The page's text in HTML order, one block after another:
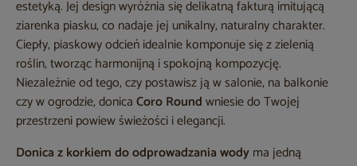
estetyką. Jej design wyróżnia się delikatną fakturą imitującą
ziarenka piasku, co nadaje jej unikalny, naturalny charakter.
Ciepły, piaskowy odcień idealnie komponuje się z zielenią
roślin, tworząc harmonijną i spokojną kompozycję.
Niezależnie od tego, czy postawisz ją w salonie, na balkonie
czy w ogrodzie, donicaCoro Roundwniesie do Twojej
przestrzeni powiew świeżości i elegancji.
Donica z korkiem do odprowadzania wodyma jedną